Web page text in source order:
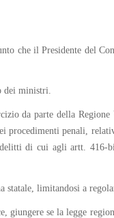
che il Presidente del
dei ministri.
da parte della Regione
penali,
di cui agli artt.
limitandosi a
se la legge